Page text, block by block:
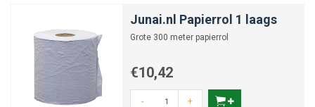
Junai.nl Papierrol 1 laags
Grote 300 meter papierrol
€10,42
- +